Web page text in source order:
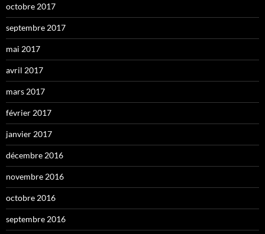
octobre 2017
septembre 2017
mai 2017
avril 2017
mars 2017
février 2017
janvier 2017
décembre 2016
novembre 2016
octobre 2016
septembre 2016